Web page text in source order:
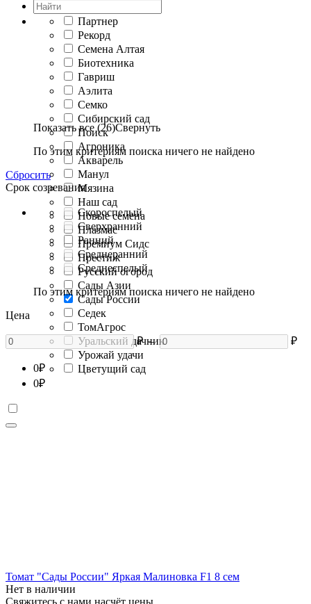
Партнер
Рекорд
Семена Алтая
Биотехника
Гавриш
Аэлита
Семко
Сибирский сад
Поиск
Агроника
Акварель
Манул
Мязина
Наш сад
Новые семена
Плазмас
Премиум Сидс
Престиж
Русский огород
Сады Азии
Сады России
Седек
ТомАгрос
Уральский дачник
Урожай удачи
Цветущий сад
Показать все (26)Свернуть
По этим критериям поиска ничего не найдено
Сбросить
Срок созревания
Скороспелый
Сверхранний
Ранний
Среднеранний
Среднеспелый
По этим критериям поиска ничего не найдено
Цена
₽ – ₽
0₽
0₽
Томат "Сады России" Яркая Малиновка F1 8 сем
Нет в наличии
Свяжитесь с нами насчёт цены